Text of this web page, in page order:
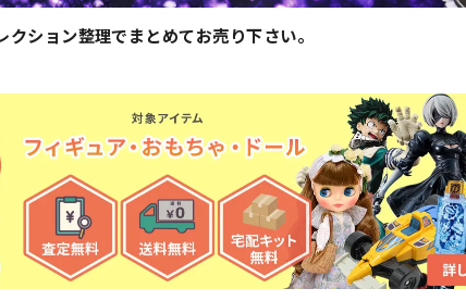
ション整理でまとめてお売り下さい。